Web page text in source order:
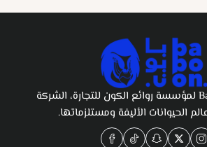
متجر Baboonstore لمؤسسة روائع الكون للتجارة، الشركة
الحيوانات الأليفة ومستلزماتها.